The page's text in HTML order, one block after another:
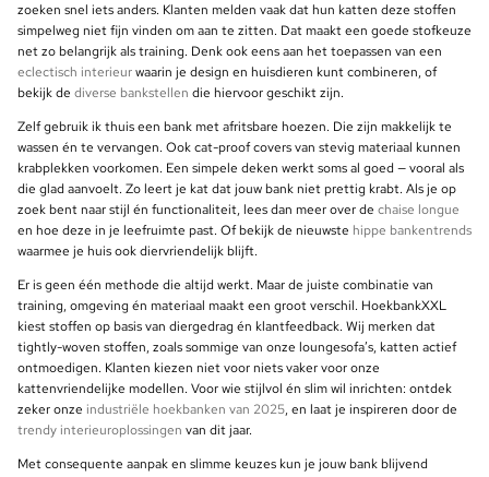
zoeken snel iets anders. Klanten melden vaak dat hun katten deze stoffen
simpelweg niet fijn vinden om aan te zitten. Dat maakt een goede stofkeuze
net zo belangrijk als training. Denk ook eens aan het toepassen van een
eclectisch interieurwaarin je design en huisdieren kunt combineren, of
bekijk de diverse bankstellen die hiervoor geschikt zijn.
Zelf gebruik ik thuis een bank met afritsbare hoezen. Die zijn makkelijk te
wassen én te vervangen. Ook cat-proof covers van stevig materiaal kunnen
krabplekken voorkomen. Een simpele deken werkt soms al goed — vooral als
die glad aanvoelt. Zo leert je kat dat jouw bank niet prettig krabt. Als je op
zoek bent naar stijl én functionaliteit, lees dan meer over de chaise longue
en hoe deze in je leefruimte past. Of bekijk de nieuwste hippe bankentrends
waarmee je huis ook diervriendelijk blijft.
Er is geen één methode die altijd werkt. Maar de juiste combinatie van
training, omgeving én materiaal maakt een groot verschil. HoekbankXXL
kiest stoffen op basis van diergedrag én klantfeedback. Wij merken dat
tightly-woven stoffen, zoals sommige van onze loungesofa’s, katten actief
ontmoedigen. Klanten kiezen niet voor niets vaker voor onze
kattenvriendelijke modellen. Voor wie stijlvol én slim wil inrichten: ontdek
zeker onze industriële hoekbanken van 2025, en laat je inspireren door de
trendy interieuroplossingen van dit jaar.
Met consequente aanpak en slimme keuzes kun je jouw bank blijvend